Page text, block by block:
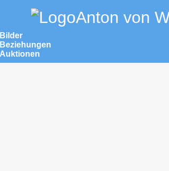
Anton von
Bilder
Beziehungen
Auktionen